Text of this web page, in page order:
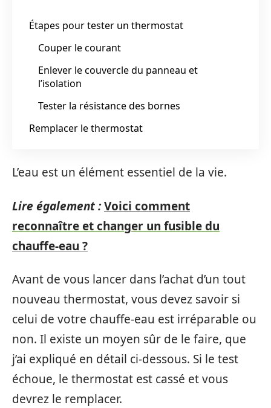
Étapes pour tester un thermostat
Couper le courant
Enlever le couvercle du panneau et
l’isolation
Tester la résistance des bornes
Remplacer le thermostat
L’eau est un élément essentiel de la vie.
Lire également :Voici comment
reconnaître et changer un fusible du
chauffe-eau ?
Avant de vous lancer dans l’achat d’un tout
nouveau thermostat, vous devez savoir si
celui de votre chauffe-eau est irréparable ou
non. Il existe un moyen sûr de le faire, que
j’ai expliqué en détail ci-dessous. Si le test
échoue, le thermostat est cassé et vous
devrez le remplacer.